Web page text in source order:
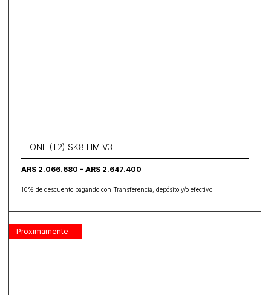
F-ONE (T2) SK8 HM V3
ARS 2.066.680 - ARS 2.647.400
10% de descuento pagando con Transferencia, depósito y/o efectivo
Proximamente